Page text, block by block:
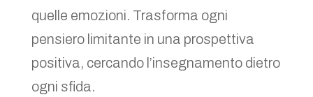
quelle emozioni. Trasforma ogni
pensiero limitante in una prospettiva
positiva, cercando l’insegnamento dietro
ogni sfida.